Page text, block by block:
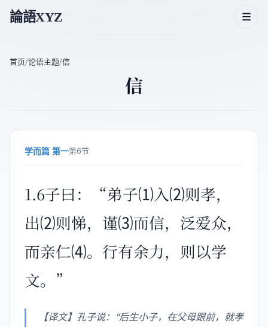
論語XYZ
首页/论语主题/信
信
学而篇 第一第6节
1.6子曰：“弟子⑴入⑵则孝，
出⑵则悌，谨⑶而信，泛爱众，
而亲仁⑷。行有余力，则以学
文。”
【译文】孔子说：“后生小子，在父母跟前，就孝